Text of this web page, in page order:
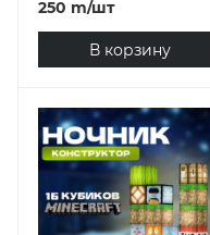
250 m/шт
В корзину